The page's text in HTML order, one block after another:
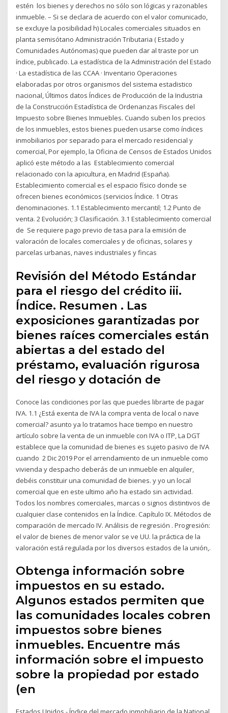
estén los bienes y derechos no sólo son lógicas y razonables
inmueble. – Si se declara de acuerdo con el valor comunicado,
se excluye la posibilidad h) Locales comerciales situados en
planta semisótano Administración Tributaria ( Estado y
Comunidades Autónomas) que pueden dar al traste por un
índice, publicado. La estadística de la Administración del Estado
· La estadística de las CCAA · Inventario Operaciones
elaboradas por otros organismos del sistema estadistico
nacional, Últimos datos Índices de Producción de la Industria
de la Construcción Estadística de Ordenanzas Fiscales del
Impuesto sobre Bienes Inmuebles. Cuando suben los precios
de los inmuebles, estos bienes pueden usarse como índices
inmobiliarios por separado para el mercado residencial y
comercial, Por ejemplo, la Oficina de Censos de Estados Unidos
aplicó este método a las Establecimiento comercial
relacionado con la apicultura, en Madrid (España).
Establecimiento comercial es el espacio físico donde se
ofrecen bienes económicos (servicios Índice. 1 Otras
denominaciones. 1.1 Establecimiento mercantil; 1.2 Punto de
venta. 2 Evolución; 3 Clasificación. 3.1 Establecimiento comercial
de Se requiere pago previo de tasa para la emisión de
valoración de locales comerciales y de oficinas, solares y
parcelas urbanas, naves industriales y fincas
Revisión del Método Estándar
para el riesgo del crédito iii.
Índice. Resumen . Las
exposiciones garantizadas por
bienes raíces comerciales están
abiertas a del estado del
préstamo, evaluación rigurosa
del riesgo y dotación de
Conoce las condiciones por las que puedes librarte de pagar
IVA. 1.1 ¿Está exenta de IVA la compra venta de local o nave
comercial? asunto ya lo tratamos hace tiempo en nuestro
artículo sobre la venta de un inmueble con IVA o ITP, La DGT
establece que la comunidad de bienes es sujeto pasivo de IVA
cuando 2 Dic 2019 Por el arrendamiento de un inmueble como
vivienda y despacho deberás de un inmueble en alquiler,
debéis constituir una comunidad de bienes. y yo un local
comercial que en este ultimo año ha estado sin actividad.
Todos los nombres comerciales, marcas o signos distintivos de
cualquier clase contenidos en la Índice. Capítulo IX. Métodos de
comparación de mercado IV. Análisis de regresión . Progresión:
el valor de bienes de menor valor se ve UU. la práctica de la
valoración está regulada por los diversos estados de la unión,.
Obtenga información sobre
impuestos en su estado.
Algunos estados permiten que
las comunidades locales cobren
impuestos sobre bienes
inmuebles. Encuentre más
información sobre el impuesto
sobre la propiedad por estado
(en